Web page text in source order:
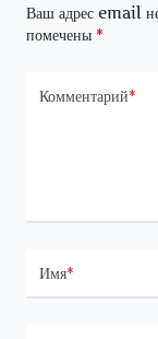
Ваш адрес email
помечены *
Комментарий*
Имя*